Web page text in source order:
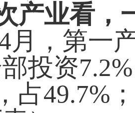
产业看，
月，第一
投资
占49.7%